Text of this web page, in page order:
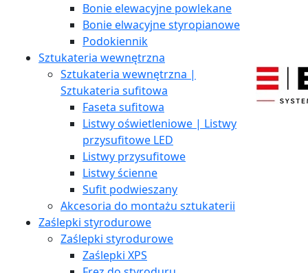
Bonie elewacyjne powlekane
Bonie elwacyjne styropianowe
Podokiennik
Sztukateria wewnętrzna
Sztukateria wewnętrzna |
Sztukateria sufitowa
Faseta sufitowa
Listwy oświetleniowe | Listwy
przysufitowe LED
Listwy przysufitowe
Listwy ścienne
Sufit podwieszany
Akcesoria do montażu sztukaterii
Zaślepki styrodurowe
Zaślepki styrodurowe
Zaślepki XPS